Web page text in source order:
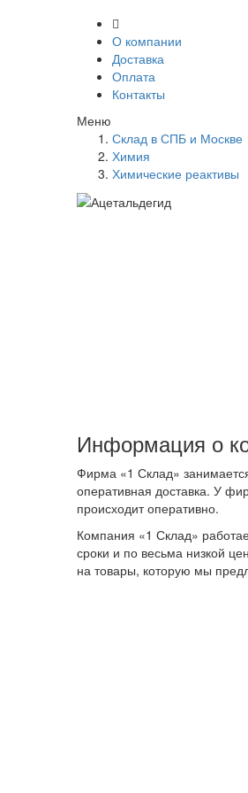
О компании
Доставка
Оплата
Контакты
Меню
Склад в СПБ и Москве
Химия
Химические реактивы
Информация о
Фирма «1 Склад»
оперативная доставка. У
происходит оперативно.
Компания «1 Склад»
сроки и по весьма низкой
на товары, которую мы